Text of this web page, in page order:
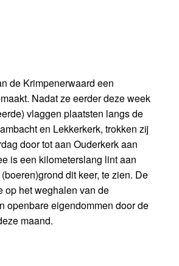
de Krimpenerwaard een
Nadat ze eerder deze week
vlaggen plaatsten langs de
en Lekkerkerk, trokken zij
door tot aan Ouderkerk aan
is een kilometerslang lint aan
dit keer, te zien. De
op het weghalen van de
openbare eigendommen door de
maand.